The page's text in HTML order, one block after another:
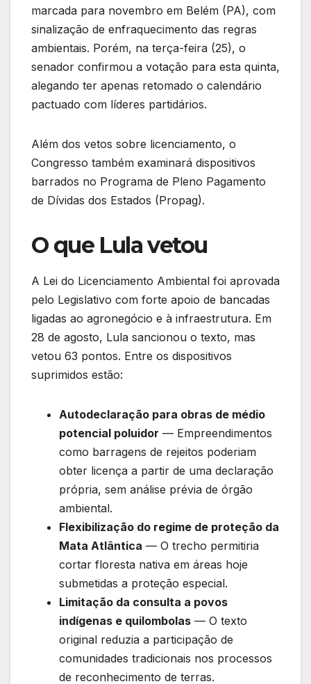
marcada para novembro em Belém (PA), com
sinalização de enfraquecimento das regras
ambientais. Porém, na terça-feira (25), o
senador confirmou a votação para esta quinta,
alegando ter apenas retomado o calendário
pactuado com líderes partidários.
Além dos vetos sobre licenciamento, o
Congresso também examinará dispositivos
barrados no Programa de Pleno Pagamento
de Dívidas dos Estados (Propag).
O que Lula vetou
A Lei do Licenciamento Ambiental foi aprovada
pelo Legislativo com forte apoio de bancadas
ligadas ao agronegócio e à infraestrutura. Em
28 de agosto, Lula sancionou o texto, mas
vetou 63 pontos. Entre os dispositivos
suprimidos estão:
Autodeclaração para obras de médio
potencial poluidor — Empreendimentos
como barragens de rejeitos poderiam
obter licença a partir de uma declaração
própria, sem análise prévia de órgão
ambiental.
Flexibilização do regime de proteção da
Mata Atlântica — O trecho permitiria
cortar floresta nativa em áreas hoje
submetidas a proteção especial.
Limitação da consulta a povos
indígenas e quilombolas — O texto
original reduzia a participação de
comunidades tradicionais nos processos
de reconhecimento de terras.